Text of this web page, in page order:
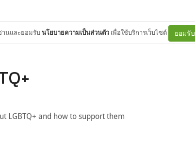
านและยอมรับนโยบายความเป็นส่วนตัว เพื่อใช้บริการเว็บไซต์ ยอมรับ
LGBTQ+ and how to support them